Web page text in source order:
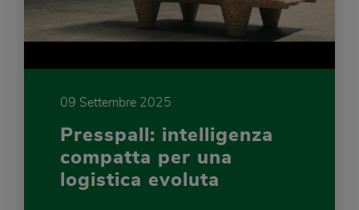
09 Settembre 2025
Presspall: intelligenza
compatta per una
logistica evoluta